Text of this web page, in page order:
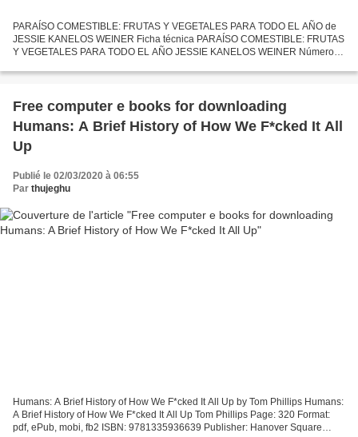
PARAÍSO COMESTIBLE: FRUTAS Y VEGETALES PARA TODO EL AÑO de
JESSIE KANELOS WEINER Ficha técnica PARAÍSO COMESTIBLE: FRUTAS
Y VEGETALES PARA TODO EL AÑO JESSIE KANELOS WEINER Número
ISBN:...
Free computer e books for downloading
Humans: A Brief History of How We F*cked It All
Up
Publié le 02/03/2020 à 06:55
Par thujeghu
Humans: A Brief History of How We F*cked It All Up by Tom Phillips Humans:
A Brief History of How We F*cked It All Up Tom Phillips Page: 320 Format:
pdf, ePub, mobi, fb2 ISBN: 9781335936639 Publisher: Hanover Square